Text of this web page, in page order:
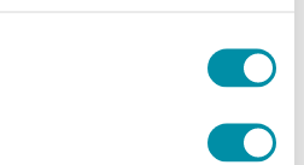
e organologica, la
indotte da quelle degli
di Pandora.